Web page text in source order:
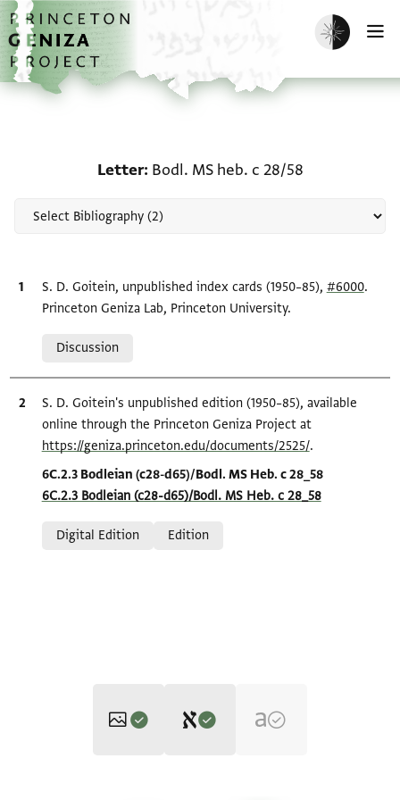
Skip to main content
home
Enable dark
Letter Bodl. MS heb. c 28/58
Bibliographic citation
S. D. Goitein, unpublished index cards (1950–85), #6000.
Princeton Geniza Lab, Princeton University.
Discussion
Bibliographic citation
S. D. Goitein's unpublished edition (1950–85), available
online through the Princeton Geniza Project at
https://geniza.princeton.edu/documents/2525/.
Location in source
6C.2.3 Bodleian (c28-d65)/Bodl. MS Heb. c 28_58
6C.2.3 Bodleian (c28-d65)/Bodl. MS Heb. c 28_58
Digital Edition
Edition